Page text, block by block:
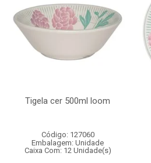
Tigela cer 500ml loom
Código: 127060
Embalagem: Unidade
Caixa Com: 12 Unidade(s)